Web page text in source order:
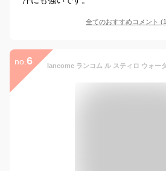
全てのおすすめコメント (1
no. 6